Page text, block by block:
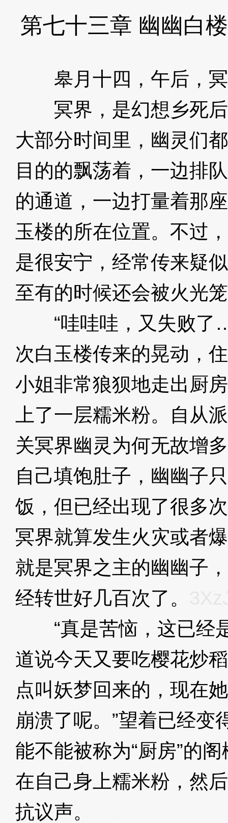
第七十三章 幽幽白
皋月十四，午后，冥
冥界，是幻想乡死后
大部分时间里，幽灵们
目的的飘荡着，一边排
的通道，一边打量着那
玉楼的所在位置。不过
是很安宁，经常传来疑
至有的时候还会被火光
“哇哇哇，又失败了
次白玉楼传来的晃动，
小姐非常狼狈地走出厨
上了一层糯米粉。自从
关冥界幽灵为何无故增
自己填饱肚子，幽幽子
饭，但已经出现了很多
冥界就算发生火灾或者
就是冥界之主的幽幽子
经转世好几百次了。
“真是苦恼，这已经
道说今天又要吃樱花炒
点叫妖梦回来的，现在
崩溃了呢。”望着已经变
能不能被称为“厨房”的
在自己身上糯米粉，然
抗议声。